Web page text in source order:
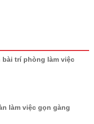
trí phòng làm việc
làm việc gọn gàng